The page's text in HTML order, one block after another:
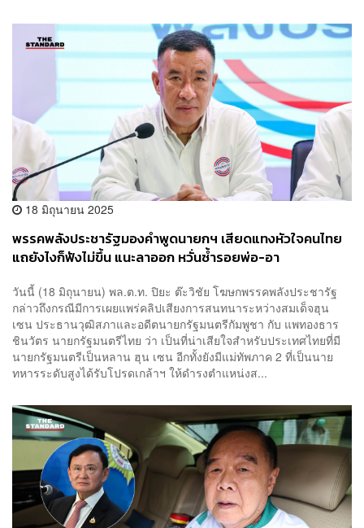
18 มิถุนายน 2025
พรรคพลังประชารัฐมองคำพูดนายกฯ เสียดแทงหัวใจคนไทย
แถยังไงก็ฟังไม่ขึ้น แนะลาออก หวั่นซ้ำรอยพ่อ-อา
วันนี้ (18 มิถุนายน) พล.ต.ท. ปิยะ ต๊ะวิชัย โฆษกพรรคพลังประชารัฐ
กล่าวถึงกรณีมีการเผยแพร่คลิปเสียงการสนทนาระหว่างสมเด็จฮุน
เซน ประธานวุฒิสภาและอดีตนายกรัฐมนตรีกัมพูชา กับ แพทองธาร
ชินวัตร นายกรัฐมนตรีไทย ว่า เป็นที่น่าเสียใจสำหรับประเทศไทยที่มี
นายกรัฐมนตรีเป็นหลาน ฮุน เซน อีกทั้งยังมีแม่ทัพภาค 2 ที่เป็นนาย
ทหารระดับสูงได้รับโปรดเกล้าฯ ให้ดำรงตำแหน่งส...